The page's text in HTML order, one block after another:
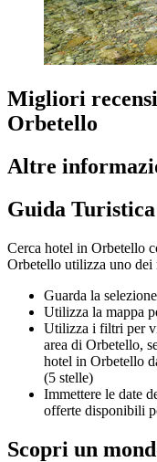
Migliori
Orbetello
Altre
Guida
Cerca hotel in Orbetello
Orbetello utilizza uno dei
Guarda la
Utilizza la mappa
Utilizza i filtri per
area di Orbetello,
hotel in Orbetello
(5 stelle)
Immettere le date
offerte disponibili
Scopri un